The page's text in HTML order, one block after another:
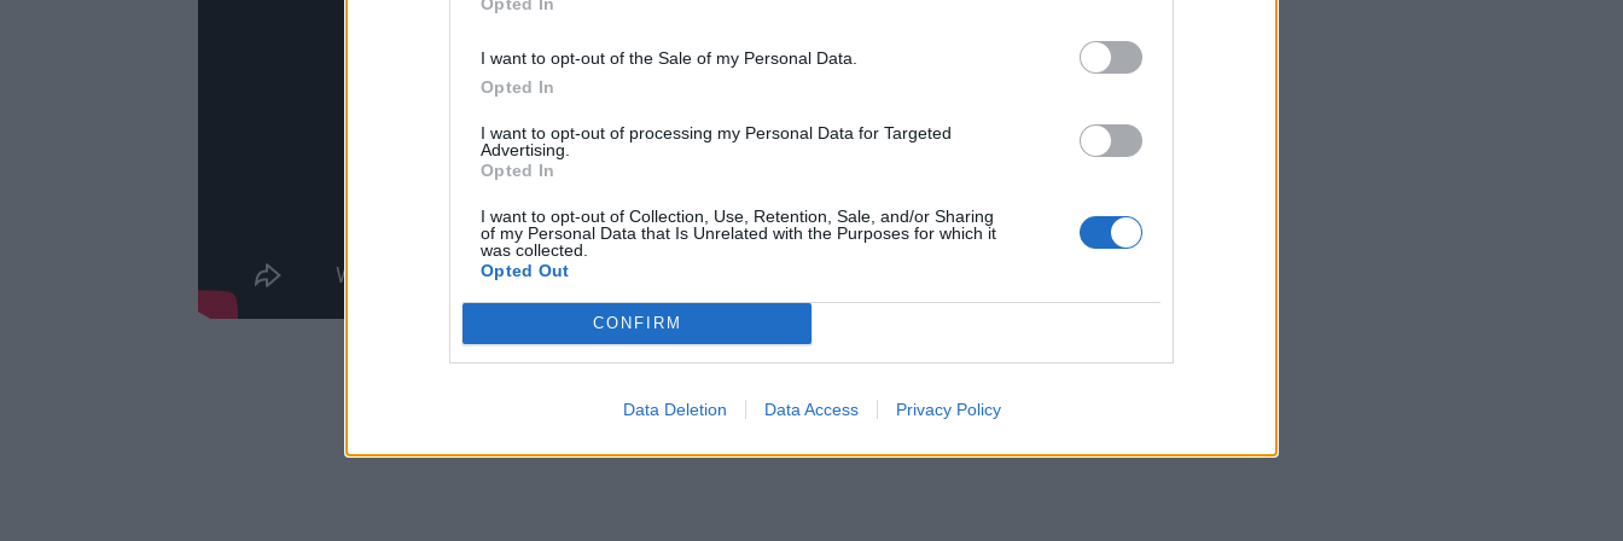
I want to opt-out of the Sale of my Personal Data.
Opted In
I want to opt-out of processing my Personal Data for Targeted
Advertising.
Opted In
I want to opt-out of Collection, Use, Retention, Sale, and/or Sharing
of my Personal Data that Is Unrelated with the Purposes for which it
was collected.
Opted Out
CONFIRM
Data Deletion Data Access Privacy Policy